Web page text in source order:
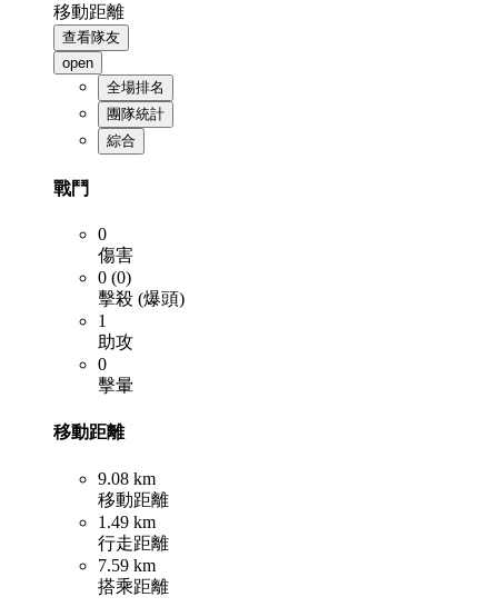
移動距離
查看隊友
open
全場排名
團隊統計
綜合
戰鬥
0
傷害
0 (0)
擊殺 (爆頭)
1
助攻
0
擊暈
移動距離
9.08 km
移動距離
1.49 km
行走距離
7.59 km
搭乘距離